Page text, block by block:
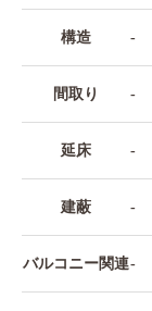
構造 -
間取り -
延床 -
建蔽 -
バルコニー関連-